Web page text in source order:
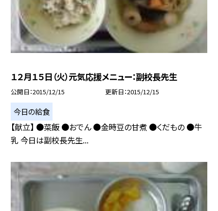
１２月１５日（火）元気応援メニュー：副校長先生
公開日 2015/12/15 更新日 2015/12/15
今日の給食
【献立】 ●菜飯 ●おでん ●金時豆の甘煮 ●くだもの ●牛
乳 今日は副校長先生...